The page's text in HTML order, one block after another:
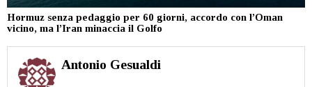
Hormuz senza pedaggio per 60 giorni, accordo con l’Oman
vicino, ma l’Iran minaccia il Golfo
Antonio Gesualdi